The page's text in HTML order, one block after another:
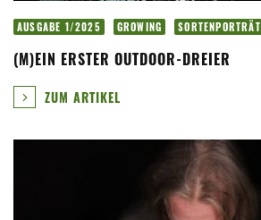
AUSGABE 1/2025 GROWING SORTENPORTRÄT
(M)EIN ERSTER OUTDOOR-DREIER
ZUM ARTIKEL